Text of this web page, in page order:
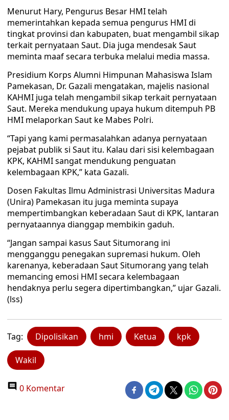
Menurut Hary, Pengurus Besar HMI telah
memerintahkan kepada semua pengurus HMI di
tingkat provinsi dan kabupaten, buat mengambil sikap
terkait pernyataan Saut. Dia juga mendesak Saut
meminta maaf secara terbuka melalui media massa.
Presidium Korps Alumni Himpunan Mahasiswa Islam
Pamekasan, Dr. Gazali mengatakan, majelis nasional
KAHMI juga telah mengambil sikap terkait pernyataan
Saut. Mereka mendukung upaya hukum ditempuh PB
HMI melaporkan Saut ke Mabes Polri.
“Tapi yang kami permasalahkan adanya pernyataan
pejabat publik si Saut itu. Kalau dari sisi kelembagaan
KPK, KAHMI sangat mendukung penguatan
kelembagaan KPK,” kata Gazali.
Dosen Fakultas Ilmu Administrasi Universitas Madura
(Unira) Pamekasan itu juga meminta supaya
mempertimbangkan keberadaan Saut di KPK, lantaran
pernyataannya dianggap membikin gaduh.
“Jangan sampai kasus Saut Situmorang ini
mengganggu penegakan supremasi hukum. Oleh
karenanya, keberadaan Saut Situmorang yang telah
memancing emosi HMI secara kelembagaan
hendaknya perlu segera dipertimbangkan,” ujar Gazali.
(lss)
Tag: Dipolisikan hmi Ketua kpk
Wakil
0 Komentar